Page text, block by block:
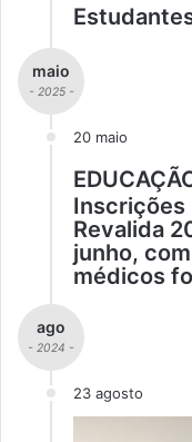
maio
- 2025 -
20 maio
Inscrições
Revalida
junho,
médicos
ago
- 2024 -
23 agosto